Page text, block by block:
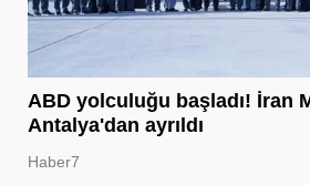
ABD yolculuğu başladı! İran
Antalya'dan ayrıldı
Haber7